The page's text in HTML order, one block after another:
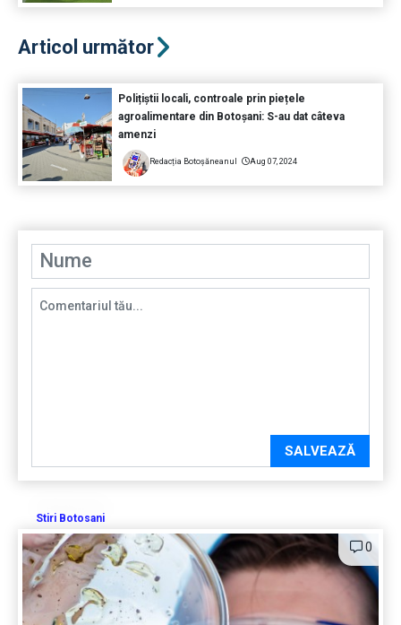
Articol următor
Polițiștii locali, controale prin piețele
agroalimentare din Botoșani: S-au dat câteva
amenzi
Redacția Botoșăneanul Aug 07, 2024
SALVEAZĂ
Stiri Botosani
0